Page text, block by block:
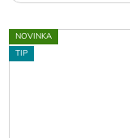
NOVINKA
TIP